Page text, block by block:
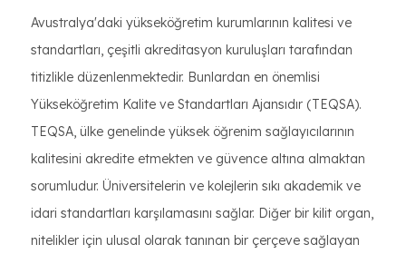
Avustralya'daki yükseköğretim kurumlarının kalitesi ve
standartları, çeşitli akreditasyon kuruluşları tarafından
titizlikle düzenlenmektedir. Bunlardan en önemlisi
Yükseköğretim Kalite ve Standartları Ajansıdır (TEQSA).
TEQSA, ülke genelinde yüksek öğrenim sağlayıcılarının
kalitesini akredite etmekten ve güvence altına almaktan
sorumludur. Üniversitelerin ve kolejlerin sıkı akademik ve
idari standartları karşılamasını sağlar. Diğer bir kilit organ,
nitelikler için ulusal olarak tanınan bir çerçeve sağlayan